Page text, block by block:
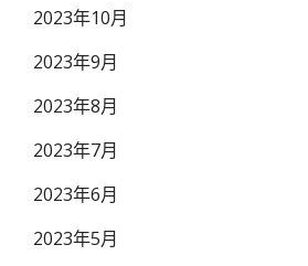
2023年10月
2023年9月
2023年8月
2023年7月
2023年6月
2023年5月